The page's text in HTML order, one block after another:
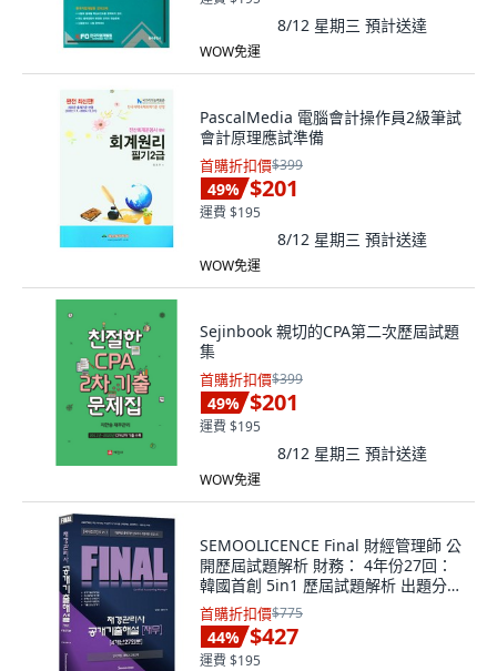
8/12 星期三 預計送達
WOW免運
PascalMedia 電腦會計操作員2級筆試
會計原理應試準備
首購折扣價$399
49% $201
運費 $195
8/12 星期三 預計送達
WOW免運
Sejinbook 親切的CPA第二次歷屆試題
集
首購折扣價$399
49% $201
運費 $195
8/12 星期三 預計送達
WOW免運
SEMOOLICENCE Final 財經管理師 公
開歷屆試題解析 財務： 4年份27回：
韓國首創 5in1 歷屆試題解析 出題分類
難易度標示 命中理論 錯題筆記
首購折扣價$775
44% $427
運費 $195